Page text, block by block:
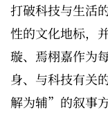
打破科技与生活
性的文化地标，
璇、焉栩嘉作为
身、与科技有关
解为辅”的叙事